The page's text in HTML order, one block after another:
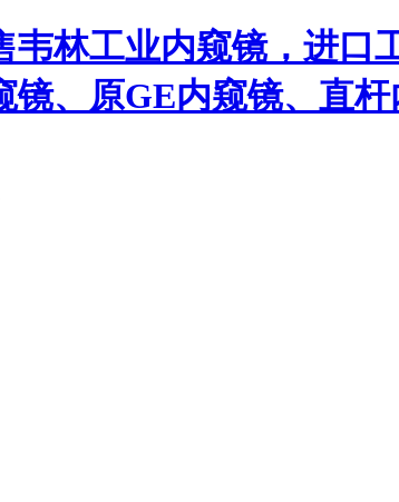
林工业内窥镜，进口
、原GE内窥镜、直